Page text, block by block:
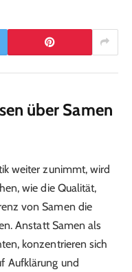
über Samen
weiter zunimmt, wird
wie die Qualität,
von Samen die
Anstatt Samen als
konzentrieren sich
Aufklärung und